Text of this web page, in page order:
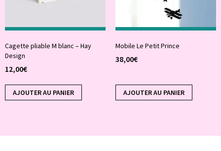
Cagette pliable M blanc – Hay
Design
12,00€
AJOUTER AU PANIER
Mobile Le Petit Prince
38,00€
AJOUTER AU PANIER